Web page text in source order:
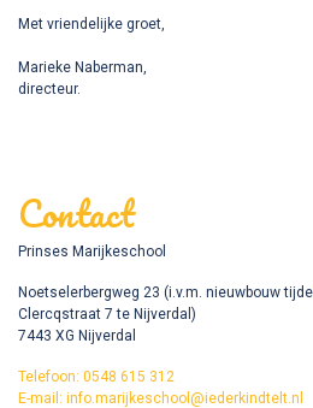
Met vriendelijke groet,
Marieke Naberman,
directeur.
Contact
Prinses Marijkeschool
Noetselerbergweg 23 (i.v.m. nieuwbouw
Clercqstraat 7 te Nijverdal)
7443 XG Nijverdal
Telefoon: 0548 615 312
E-mail: info.marijkeschool@iederkindtelt.nl